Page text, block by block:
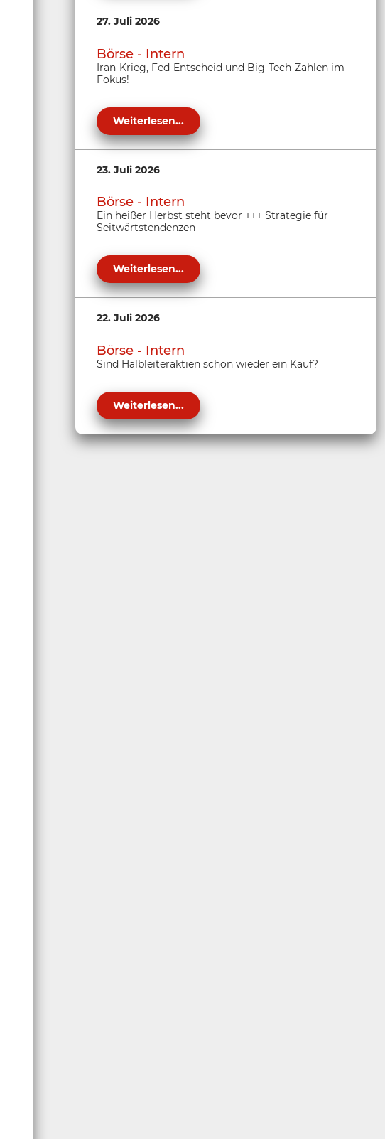
27. Juli 2026
Börse - Intern
Iran-Krieg, Fed-Entscheid und Big-Tech-Zahlen im
Fokus!
Weiterlesen...
23. Juli 2026
Börse - Intern
Ein heißer Herbst steht bevor +++ Strategie für
Seitwärtstendenzen
Weiterlesen...
22. Juli 2026
Börse - Intern
Sind Halbleiteraktien schon wieder ein Kauf?
Weiterlesen...